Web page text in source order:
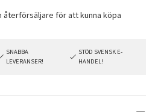
SNABBA
LEVERANSER!
STÖD SVENSK E-
HANDEL!